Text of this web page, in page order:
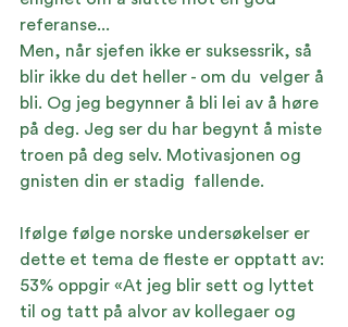
referanse...
Men, når sjefen ikke er suksessrik, så
blir ikke du det heller - om du  velger å
bli. Og jeg begynner å bli lei av å høre
på deg. Jeg ser du har begynt å miste
troen på deg selv. Motivasjonen og
gnisten din er stadig  fallende.
Ifølge følge norske undersøkelser er
dette et tema de fleste er opptatt av:
53% oppgir «At jeg blir sett og lyttet
til og tatt på alvor av kollegaer og